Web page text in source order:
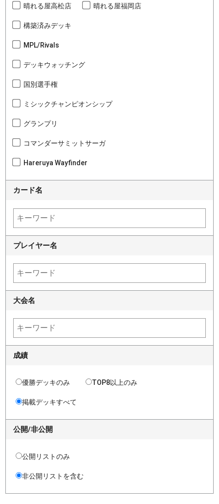
晴れる屋高松店 晴れる屋福岡店
構築済みデッキ
MPL/Rivals
デッキウォッチング
国別選手権
ミシックチャンピオンシップ
グランプリ
コマンダーサミットサーガ
Hareruya Wayfinder
カード名
プレイヤー名
大会名
成績
優勝デッキのみ TOP8以上のみ
掲載デッキすべて
公開/非公開
公開リストのみ
非公開リストを含む